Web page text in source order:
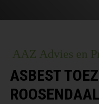
AAZ Advies en
ASBEST
ROOSENDAAL